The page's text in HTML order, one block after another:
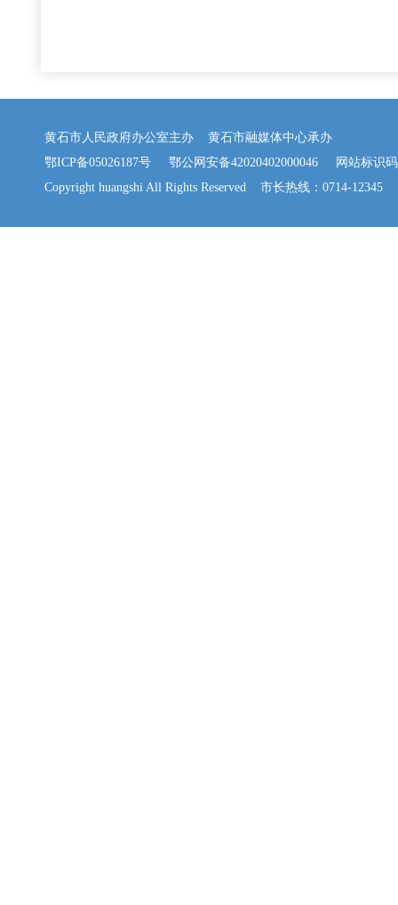
黄石市人民政府办公室主办 黄石市融媒体中心承办
鄂ICP备05026187号
鄂公网安备42020402000046 网站标识码
Copyright huangshi All Rights Reserved 市长热线：0714-12345